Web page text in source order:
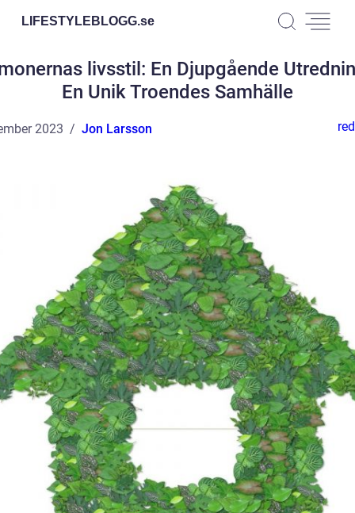
LIFESTYLEBLOGG.se
livsstil: En Djupgående
En Unik Troendes Samhälle
2023 Jon Larsson